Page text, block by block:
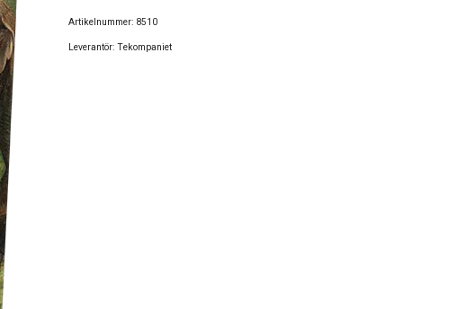
Artikelnummer: 8510
Leverantör: Tekompaniet